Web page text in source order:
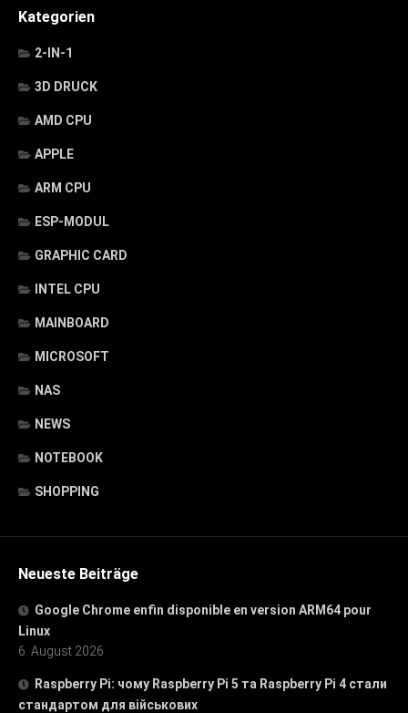
Kategorien
2-IN-1
3D DRUCK
AMD CPU
APPLE
ARM CPU
ESP-MODUL
GRAPHIC CARD
INTEL CPU
MAINBOARD
MICROSOFT
NAS
NEWS
NOTEBOOK
SHOPPING
Neueste Beiträge
Google Chrome enfin disponible en version ARM64 pour
Linux
6. August 2026
Raspberry Pi: чому Raspberry Pi 5 та Raspberry Pi 4 стали
стандартом для військових